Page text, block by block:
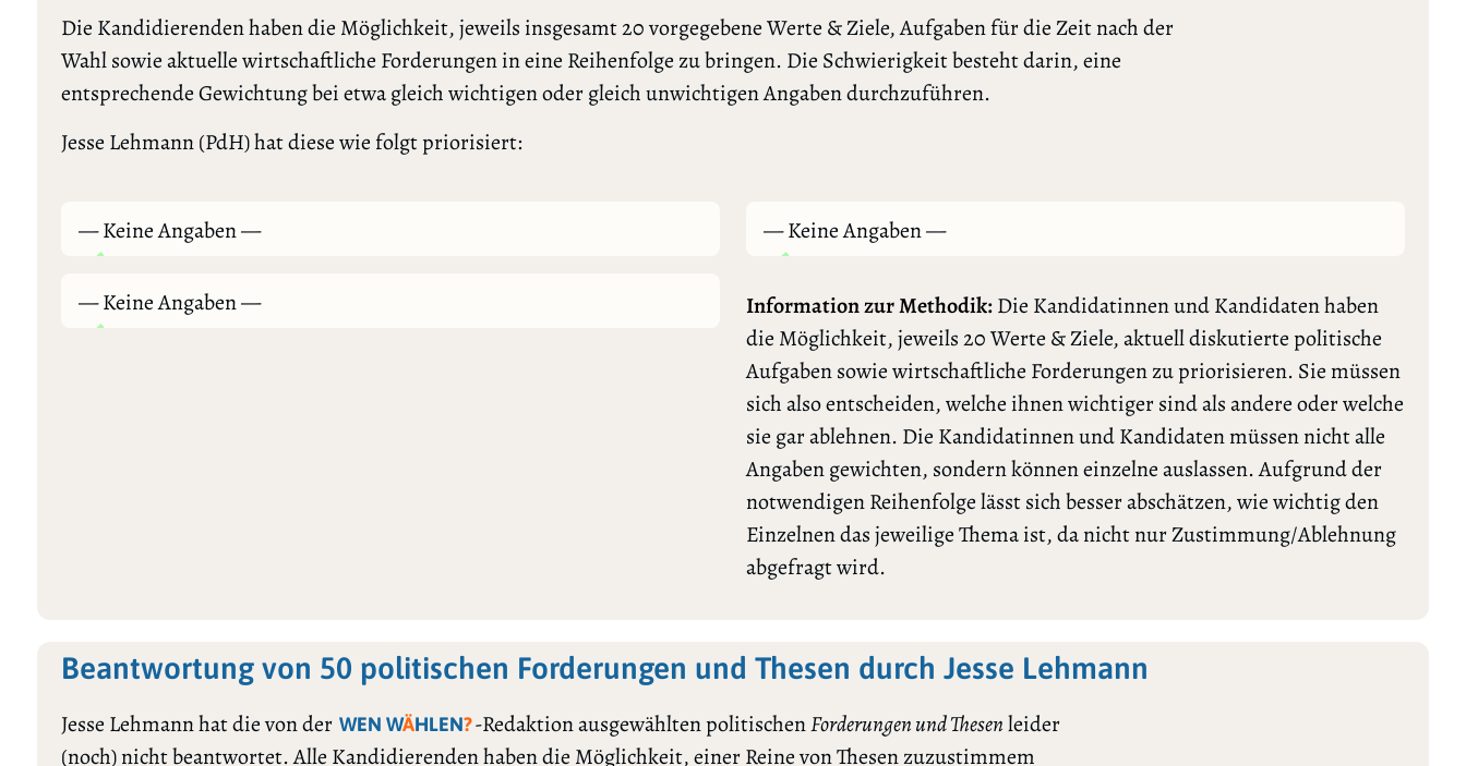
Die Kandidierenden haben die Möglichkeit, jeweils insgesamt 20 vorgegebene Werte & Ziele, Aufgaben für die Zeit nach der
Wahl sowie aktuelle wirtschaftliche Forderungen in eine Reihenfolge zu bringen. Die Schwierigkeit besteht darin, eine
entsprechende Gewichtung bei etwa gleich wichtigen oder gleich unwichtigen Angaben durchzuführen.
Jesse Lehmann (PdH) hat diese wie folgt priorisiert:
— Keine Angaben — — Keine Angaben —
— Keine Angaben — Information zur Methodik:Die Kandidatinnen und Kandidaten haben
die Möglichkeit, jeweils 20 Werte & Ziele, aktuell diskutierte politische
Aufgaben sowie wirtschaftliche Forderungen zu priorisieren. Sie müssen
sich also entscheiden, welche ihnen wichtiger sind als andere oder welche
sie gar ablehnen. Die Kandidatinnen und Kandidaten müssen nicht alle
Angaben gewichten, sondern können einzelne auslassen. Aufgrund der
notwendigen Reihenfolge lässt sich besser abschätzen, wie wichtig den
Einzelnen das jeweilige Thema ist, da nicht nur Zustimmung/Ablehnung
abgefragt wird.
Beantwortung von 50 politischen Forderungen und Thesen durch Jesse Lehmann
Jesse Lehmann hat die von der WEN WÄHLEN?-Redaktion ausgewählten politischenForderungen und Thesenleider
(noch) nicht beantwortet. Alle Kandidierenden haben die Möglichkeit, einer Reine von Thesen zuzustimmem